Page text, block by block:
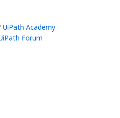
UiPath Academy
Forum